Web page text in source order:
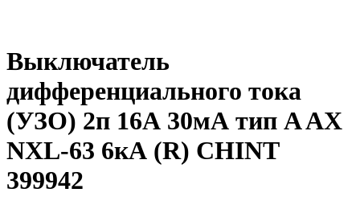
Выключатель
дифференциального тока
(УЗО) 2п 16А 30мА тип A AX
NXL-63 6кА (R) CHINT
399942